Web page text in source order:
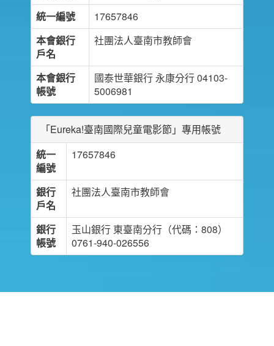
統一編號
17657846
本會銀行
戶名
社團法人臺南市教師會
本會銀行
帳號
國泰世華銀行 永康分行 04103-
5006981
「Eureka!臺南國際兒童電影節」專用帳號
統一
編號
17657846
銀行
戶名
社團法人臺南市教師會
銀行
帳號
玉山銀行 東臺南分行（代碼：808）
0761-940-026556